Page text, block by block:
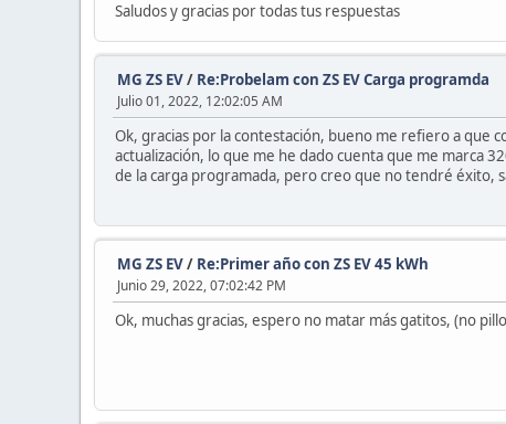
Saludos y gracias por todas tus respuestas
MG ZS EV/ Re:Probelam con ZS EV Carga programda
Julio 01, 2022, 12:02:05 AM
Ok, gracias por la contestación, bueno me refiero a que
actualización, lo que me he dado cuenta que me marca
de la carga programada, pero creo que no tendré éxito,
MG ZS EV/ Re:Primer año con ZS EV 45 kWh
Junio 29, 2022, 07:02:42 PM
Ok, muchas gracias, espero no matar más gatitos, (no